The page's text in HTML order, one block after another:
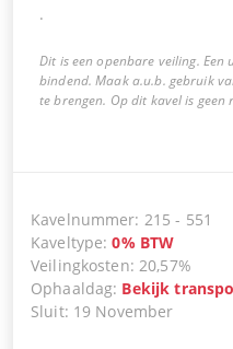
.
Dit is een openbare veiling.
bindend. Maak a.u.b. gebruik
te brengen. Op dit kavel is
Kavelnummer: 215 - 551
Kaveltype:0% BTW
Veilingkosten:20,57%
Ophaaldag: Bekijk
Sluit: 19 November